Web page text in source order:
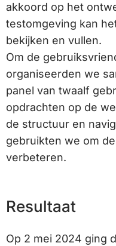
akkoord op het
testomgeving kan
bekijken en vullen.
Om de
organiseerden we
panel van twaalf
opdrachten op de
de structuur en
gebruikten we om
verbeteren.
Resultaat
Op 2 mei 2024 ging